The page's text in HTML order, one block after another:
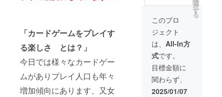
「カードゲームをプレイす
る楽しさ とは？」
今日では様々なカードゲー
ムがありプレイ人口も年々
増加傾向にあります、又女
す。 ※感謝状に
（ニックネー
ム）を御記載く
ださい。 ※10
キャスト３種類
で計30枚からラ
ンダムでパック
に入れさせて頂
きます！
ジ ・キャス
ン入）[全]
・キャスト
オリジナル色紙
（サイン入
[全]） 【＊皆さ
んの元へ、私達
のグッズが届き
ますように！
＊】 ※色紙はサ
イン入り[全種
選
択
す
る
このプロ
ジェクト
は、 All-In方
式です。
目標金額に
関わらず、
2025/01/07